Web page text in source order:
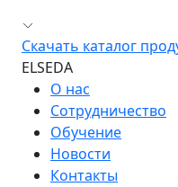
Скачать каталог
ELSEDA
О нас
Сотрудничество
Обучение
Новости
Контакты